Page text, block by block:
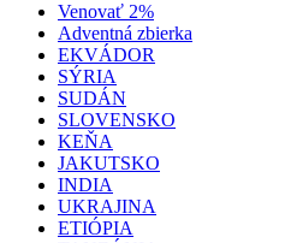
Venovať 2%
Adventná zbierka
EKVÁDOR
SÝRIA
SUDÁN
SLOVENSKO
KEŇA
JAKUTSKO
INDIA
UKRAJINA
ETIÓPIA